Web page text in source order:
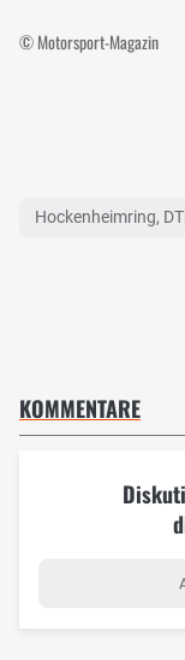
© Motorsport-Magazin
Hockenheimring,
KOMMENTARE